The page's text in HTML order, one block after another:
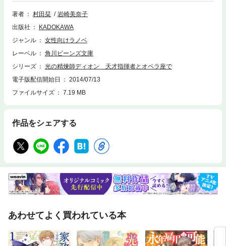
著者 村田栞
岩崎美奈子
出版社
KADOKAWA
ジャンル
女性向けラノベ
レーベル
角川ビーンズ文庫
シリーズ
光の精煉師ディオン 天才指揮者とオペラ座で
電子版配信開始日
2014/07/13
ファイルサイズ
7.19 MB
作品をシェアする
あわせてよく買われている本